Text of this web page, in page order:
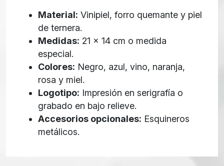
Material: Vinipiel, forro quemante y piel
de ternera.
Medidas: 21 x 14 cm o medida
especial.
Colores: Negro, azul, vino, naranja,
rosa y miel.
Logotipo: Impresión en serigrafía o
grabado en bajo relieve.
Accesorios opcionales: Esquineros
metálicos.